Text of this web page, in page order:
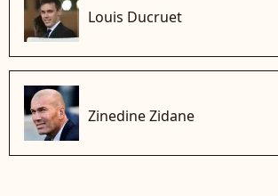
Louis Ducruet
Zinedine Zidane